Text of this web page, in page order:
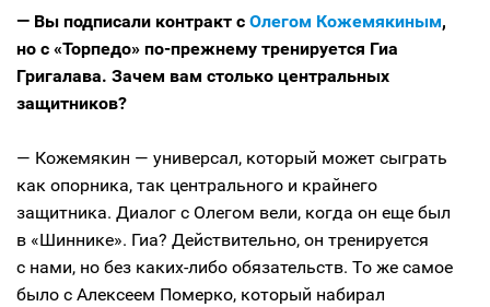
— Вы подписали контракт с Олегом Кожемякиным,
но с «Торпедо» по-прежнему тренируется Гиа
Григалава. Зачем вам столько центральных
защитников?
— Кожемякин — универсал, который может сыграть
как опорника, так центрального и крайнего
защитника. Диалог с Олегом вели, когда он еще был
в «Шиннике». Гиа? Действительно, он тренируется
с нами, но без каких-либо обязательств. То же самое
было с Алексеем Померко, который набирал